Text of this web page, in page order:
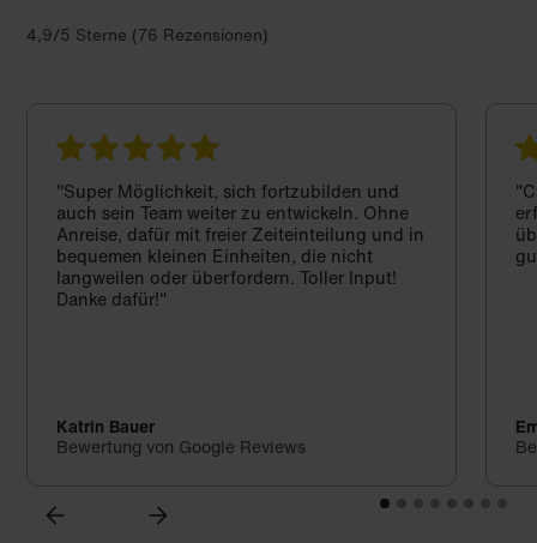
4,9/5 Sterne (76 Rezensionen)
"Super Möglichkeit, sich fortzubilden und
auch sein Team weiter zu entwickeln. Ohne
Anreise, dafür mit freier Zeiteinteilung und in
bequemen kleinen Einheiten, die nicht
langweilen oder überfordern. Toller Input!
Danke dafür!"
Katrin Bauer
Bewertung von Google Reviews